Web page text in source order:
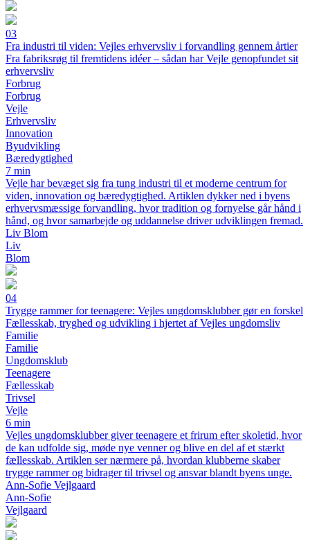
03
Fra industri til viden: Vejles erhvervsliv i forvandling gennem årtier
Fra fabriksrøg til fremtidens idéer – sådan har Vejle genopfundet sit
erhvervsliv
Forbrug
Forbrug
Vejle
Erhvervsliv
Innovation
Byudvikling
Bæredygtighed
7 min
Vejle har bevæget sig fra tung industri til et moderne centrum for
viden, innovation og bæredygtighed. Artiklen dykker ned i byens
erhvervsmæssige forvandling, hvor tradition og fornyelse går hånd i
hånd, og hvor samarbejde og uddannelse driver udviklingen fremad.
Liv Blom
Liv
Blom
04
Trygge rammer for teenagere: Vejles ungdomsklubber gør en forskel
Fællesskab, tryghed og udvikling i hjertet af Vejles ungdomsliv
Familie
Familie
Ungdomsklub
Teenagere
Fællesskab
Trivsel
Vejle
6 min
Vejles ungdomsklubber giver teenagere et frirum efter skoletid, hvor
de kan udfolde sig, møde nye venner og blive en del af et stærkt
fællesskab. Artiklen ser nærmere på, hvordan klubberne skaber
trygge rammer og bidrager til trivsel og ansvar blandt byens unge.
Ann-Sofie Vejlgaard
Ann-Sofie
Vejlgaard